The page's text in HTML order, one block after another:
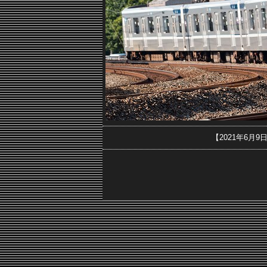
【2021年6月